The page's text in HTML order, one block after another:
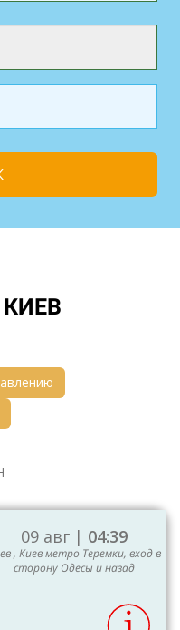
09 авг | 04:39
, Киев метро Теремки, вход в
сторону Одесы и назад